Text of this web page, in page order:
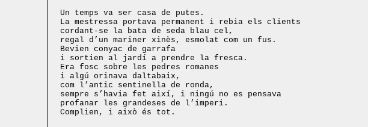
Un temps va ser casa de putes.
La mestressa portava permanent i rebia els clients
cordant-se la bata de seda blau cel,
regal d’un mariner xinès, esmolat com un fus.
Bevien conyac de garrafa
i sortien al jardí a prendre la fresca.
Era fosc sobre les pedres romanes
i algú orinava daltabaix,
com l’antic sentinella de ronda,
sempre s’havia fet així, i ningú no es pensava
profanar les grandeses de l’imperi.
Complien, i això és tot.